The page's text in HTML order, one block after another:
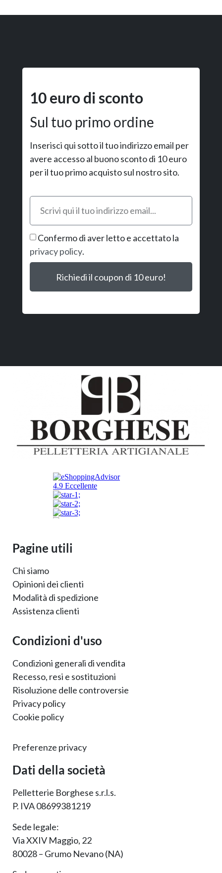
10 euro di sconto
Sul tuo primo ordine
Inserisci qui sotto il tuo indirizzo email per
avere accesso al buono sconto di 10 euro
per il tuo primo acquisto sul nostro sito.
Confermo di aver letto e accettato la
privacy policy.
Richiedi il coupon di 10 euro!
Pagine utili
Chi siamo
Opinioni dei clienti
Modalità di spedizione
Assistenza clienti
Condizioni d'uso
Condizioni generali di vendita
Recesso, resi e sostituzioni
Risoluzione delle controversie
Privacy policy
Cookie policy
Preferenze privacy
Dati della società
Pelletterie Borghese s.r.l.s.
P. IVA 08699381219
Sede legale:
Via XXIV Maggio, 22
80028 – Grumo Nevano (NA)